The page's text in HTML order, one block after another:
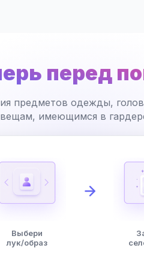
перед
предметов одежды,
вещам, имеющимся в
Выбери
лук/образ